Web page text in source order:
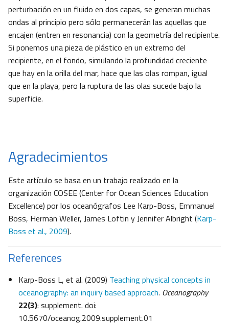
perturbación en un fluido en dos capas, se generan muchas
ondas al principio pero sólo permanecerán las aquellas que
encajen (entren en resonancia) con la geometría del recipiente.
Si ponemos una pieza de plástico en un extremo del
recipiente, en el fondo, simulando la profundidad creciente
que hay en la orilla del mar, hace que las olas rompan, igual
que en la playa, pero la ruptura de las olas sucede bajo la
superficie.
Agradecimientos
Este artículo se basa en un trabajo realizado en la
organización COSEE (Center for Ocean Sciences Education
Excellence) por los oceanógrafos Lee Karp-Boss, Emmanuel
Boss, Herman Weller, James Loftin y Jennifer Albright (Karp-
Boss et al., 2009).
References
Karp-Boss L, et al. (2009) Teaching physical concepts in
oceanography: an inquiry based approach. Oceanography
22(3): supplement. doi:
10.5670/oceanog.2009.supplement.01